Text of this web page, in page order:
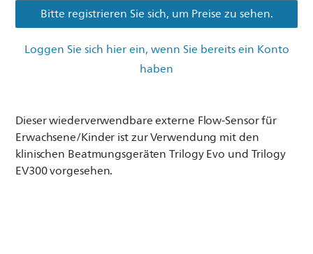
Dieser wiederverwendbare externe Flow-Sensor für
Erwachsene/Kinder ist zur Verwendung mit den
klinischen Beatmungsgeräten Trilogy Evo und Trilogy
EV300 vorgesehen.
Bitte registrieren Sie sich, um Preise zu sehen.
Loggen Sie sich hier ein, wenn Sie bereits ein Konto
haben